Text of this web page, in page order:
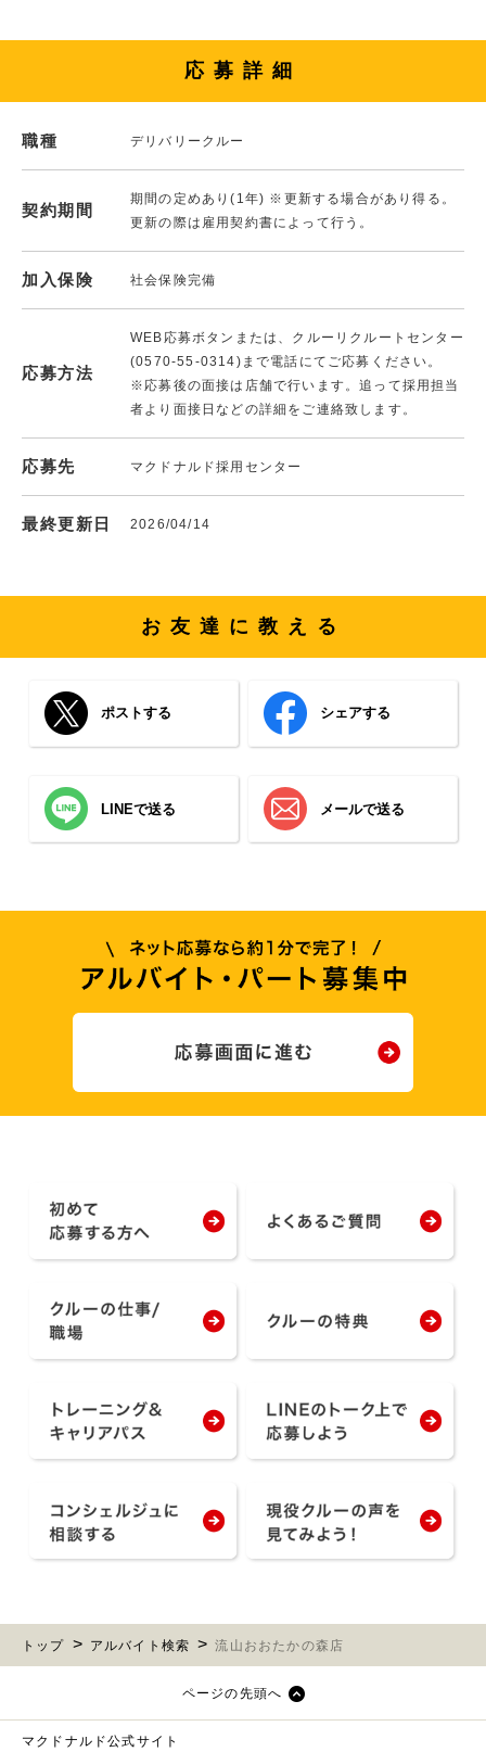
応募詳細
職種 デリバリークルー
契約期間
期間の定めあり(1年) ※更新する場合があり得る。
更新の際は雇用契約書によって行う。
加入保険 社会保険完備
応募方法
WEB応募ボタンまたは、クルーリクルートセンター
(0570-55-0314)まで電話にてご応募ください。
※応募後の面接は店舗で行います。追って採用担当
者より面接日などの詳細をご連絡致します。
応募先 マクドナルド採用センター
最終更新日 2026/04/14
お友達に教える
ポストする シェアする
LINEで送る メールで送る
トップ アルバイト検索 流山おおたかの森店
ページの先頭へ
マクドナルド公式サイト